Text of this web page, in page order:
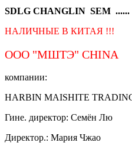
SDLG CHANGLIN SEM ......
НАЛИЧНЫЕ В КИТАЯ !!!
ООО "МШТЭ" CHINA
компании:
HARBIN MAISHITE
Гине. директор: Семён Лю
Директор.: Мария Чжао